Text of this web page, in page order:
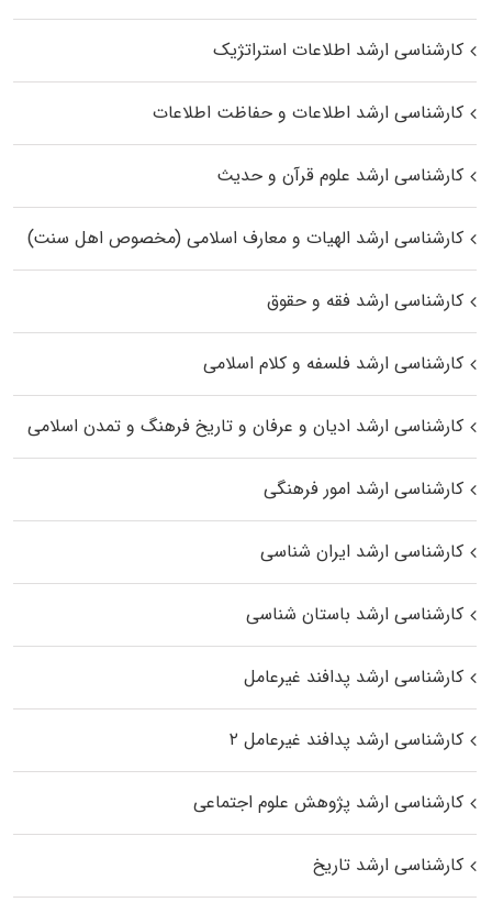
کارشناسی ارشد اطلاعات استراتژیک
کارشناسی ارشد اطلاعات و حفاظت اطلاعات
کارشناسی ارشد علوم قرآن و حدیث
کارشناسی ارشد الهیات و معارف اسلامی (مخصوص اهل سنت)
کارشناسی ارشد فقه و حقوق
کارشناسی ارشد فلسفه و کلام اسلامی
کارشناسی ارشد ادیان و عرفان و تاریخ فرهنگ و تمدن اسلامی
کارشناسی ارشد امور فرهنگی
کارشناسی ارشد ایران شناسی
کارشناسی ارشد باستان شناسی
کارشناسی ارشد پدافند غیرعامل
کارشناسی ارشد پدافند غیرعامل ۲
کارشناسی ارشد پژوهش علوم اجتماعی
کارشناسی ارشد تاریخ